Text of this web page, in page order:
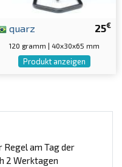
25€
quarz
120 gramm | 40x30x65 mm
Produkt anzeigen
Regel am Tag der
2 Werktagen